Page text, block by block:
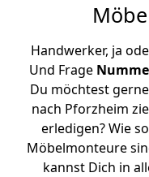
Handwerker, ja
Und Frage
Du möchtest
nach Pforzheim
erledigen? Wie
Möbelmonteure
kannst Dich in